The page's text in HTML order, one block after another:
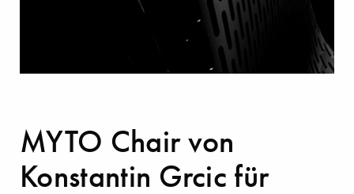
MYTO Chair von
Konstantin Grcic für